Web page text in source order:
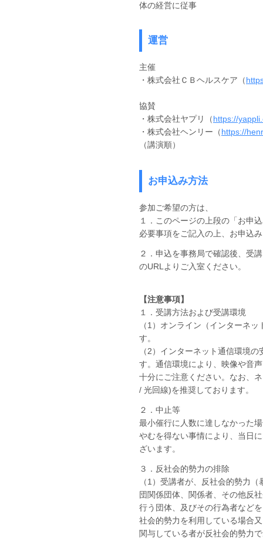
体の経営に従事
運営
主催
・株式会社ＣＢヘルスケア（
協賛
・株式会社ヤプリ（https://
・株式会社ヘンリー（https://
（講演順）
お申込み方法
参加ご希望の方は、
１．このページの上段の「お申
必要事項をご記入の上、お申込
２．申込を事務局で確認後、受
のURLよりご入室ください。
【注意事項】
１．受講方法および受講環境
（1）オンライン（インターネ
す。
（2）インターネット通信環境
す。通信環境により、映像や音
十分にご注意ください。なお、
/ 光回線)を推奨しております。
２．中止等
最小催行に人数に達しなかった
やむを得ない事情により、当日
ざいます。
３．反社会的勢力の排除
（1）受講者が、反社会的勢力
団関係団体、関係者、その他反
行う団体、及びその行為者など
社会的勢力を利用している場合
関与している者が反社会的勢力